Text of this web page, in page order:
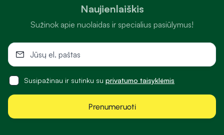
Naujienlaiškis
Sužinok apie nuolaidas ir specialius pasiūlymus!
Susipažinau ir sutinku su privatumo taisyklėmis
Prenumeruoti